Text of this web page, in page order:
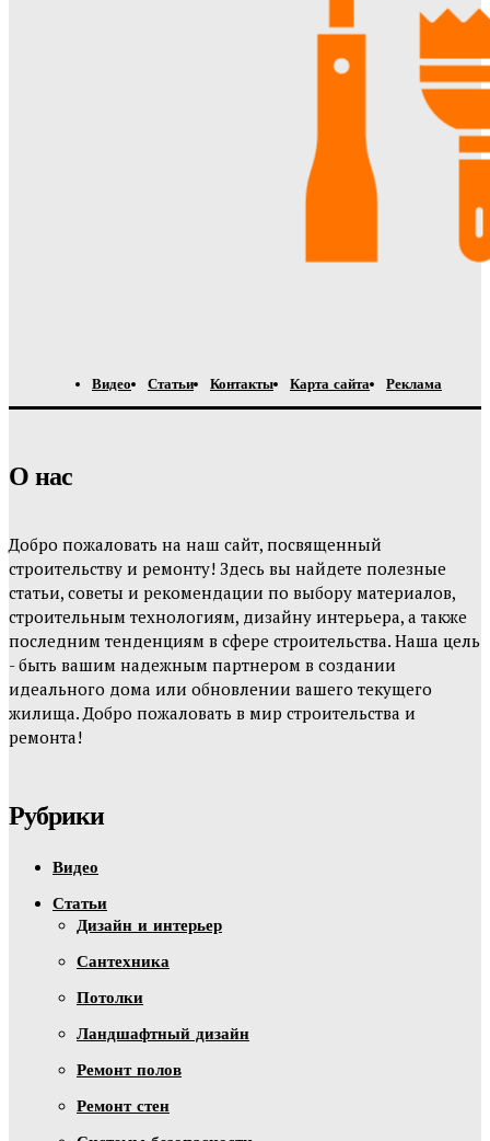
Видео Статьи Контакты Карта сайта Реклама
О нас
Добро пожаловать на наш сайт, посвященный
строительству и ремонту! Здесь вы найдете полезные
статьи, советы и рекомендации по выбору материалов,
строительным технологиям, дизайну интерьера, а также
последним тенденциям в сфере строительства. Наша цель
- быть вашим надежным партнером в создании
идеального дома или обновлении вашего текущего
жилища. Добро пожаловать в мир строительства и
ремонта!
Рубрики
Видео
Статьи
Дизайн и интерьер
Сантехника
Потолки
Ландшафтный дизайн
Ремонт полов
Ремонт стен